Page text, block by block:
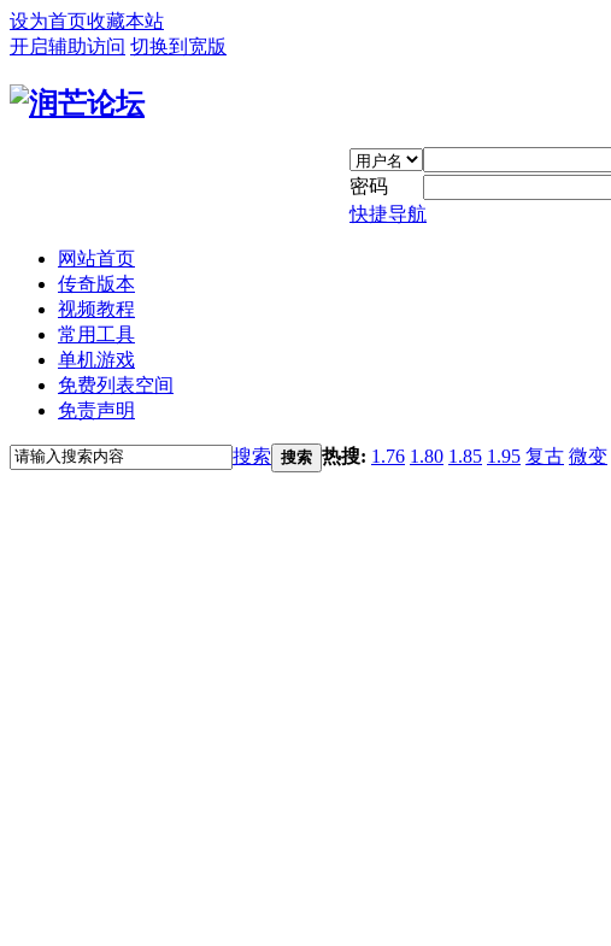
设为首页收藏本站
开启辅助访问 切换到宽版
密码
快捷导航
网站首页
传奇版本
视频教程
常用工具
单机游戏
免费列表空间
免责声明
搜索 搜索 热搜: 1.76 1.80 1.85 1.95 复古 微变